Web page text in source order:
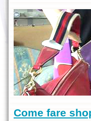
Come fare